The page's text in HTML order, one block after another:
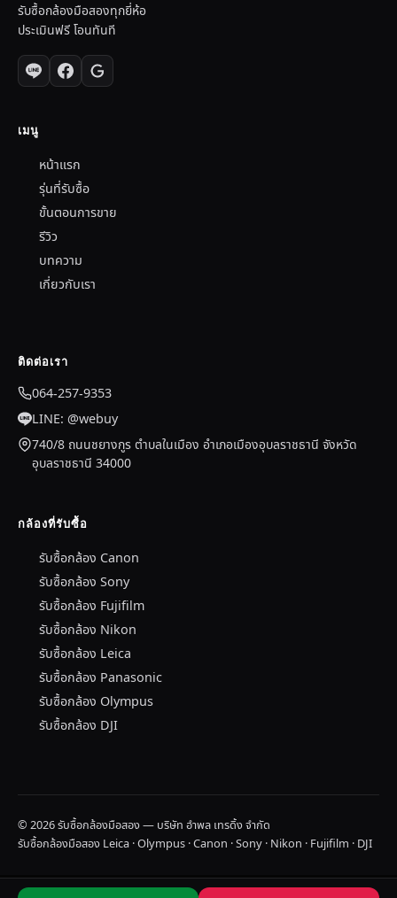
รับซื้อกล้องมือสองทุกยี่ห้อ
ประเมินฟรี โอนทันที
เมนู
หน้าแรก
รุ่นที่รับซื้อ
ขั้นตอนการขาย
รีวิว
บทความ
เกี่ยวกับเรา
ติดต่อเรา
064-257-9353
LINE: @webuy
740/8 ถนนชยางกูร ตำบลในเมือง อำเภอเมืองอุบลราชธานี จังหวัด
อุบลราชธานี 34000
กล้องที่รับซื้อ
รับซื้อกล้อง Canon
รับซื้อกล้อง Sony
รับซื้อกล้อง Fujifilm
รับซื้อกล้อง Nikon
รับซื้อกล้อง Leica
รับซื้อกล้อง Panasonic
รับซื้อกล้อง Olympus
รับซื้อกล้อง DJI
© 2026 รับซื้อกล้องมือสอง — บริษัท อำพล เทรดิ้ง จำกัด
รับซื้อกล้องมือสอง Leica · Olympus · Canon · Sony · Nikon · Fujifilm · DJI